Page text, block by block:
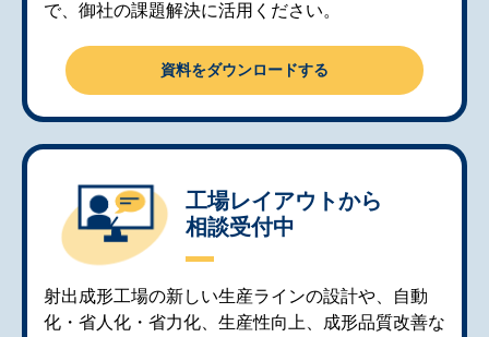
で、御社の課題解決に活用ください。
資料をダウンロードする
工場レイアウトから
相談受付中
射出成形工場の新しい生産ラインの設計や、自動
化・省人化・省力化、生産性向上、成形品質改善な